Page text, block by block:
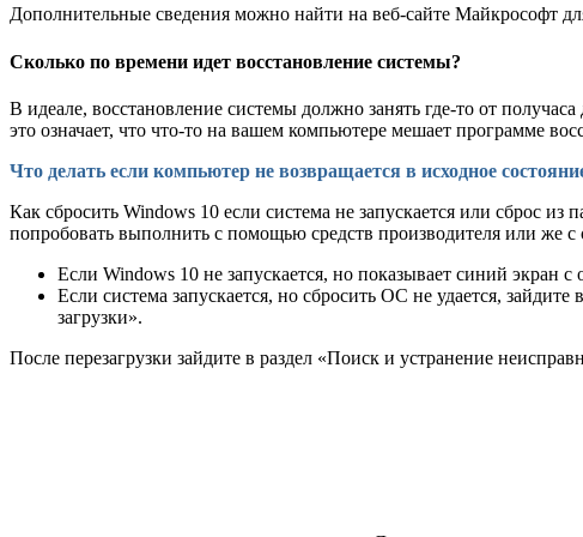
Дополнительные сведения можно найти на веб-сайте Майкрософт
Сколько по времени идет восстановление системы?
В идеале, восстановление системы должно занять где-то от
это означает, что что-то на вашем компьютере мешает программе
Что делать если компьютер не возвращается в исходное
Как сбросить Windows 10 если система не запускается или сброс
попробовать выполнить с помощью средств производителя или же с
Если Windows 10 не запускается, но показывает синий экран
Если система запускается, но сбросить ОС не удается,
загрузки».
После перезагрузки зайдите в раздел «Поиск и устранение